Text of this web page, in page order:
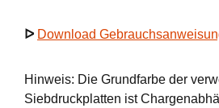
ᐅ Download
Hinweis: Die Grundfarbe der
Siebdruckplatten ist